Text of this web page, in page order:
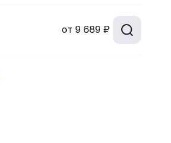
от 9 689 ₽